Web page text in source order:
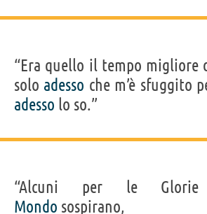
“Era quello il tempo migliore
solo adesso che m’è sfuggito
adesso lo so.”
“Alcuni per le
Mondo sospirano,